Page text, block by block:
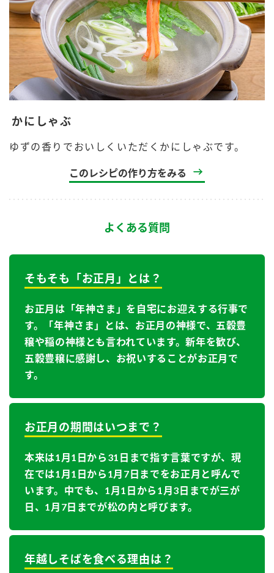
かにしゃぶ
ゆずの香りでおいしくいただくかにしゃぶです。
このレシピの作り方をみる
よくある質問
そもそも「お正月」とは？
お正月は「年神さま」を自宅にお迎えする行事で
す。「年神さま」とは、お正月の神様で、五穀豊
穣や稲の神様とも言われています。新年を歓び、
五穀豊穣に感謝し、お祝いすることがお正月で
す。
お正月の期間はいつまで？
本来は1月1日から31日まで指す言葉ですが、現
在では1月1日から1月7日までをお正月と呼んで
います。中でも、1月1日から1月3日までが三が
日、1月7日までが松の内と呼びます。
年越しそばを食べる理由は？